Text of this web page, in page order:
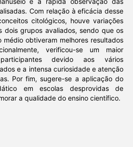
Com relação à eficácia desse
citológicos, houve variações
dois grupos avaliados, sendo que os
médio obtiveram melhores resultados
verificou-se um maior
devido aos vários
e a intensa curiosidade e atenção
Por fim, sugere-se a aplicação do
em escolas desprovidas de
a qualidade do ensino científico.